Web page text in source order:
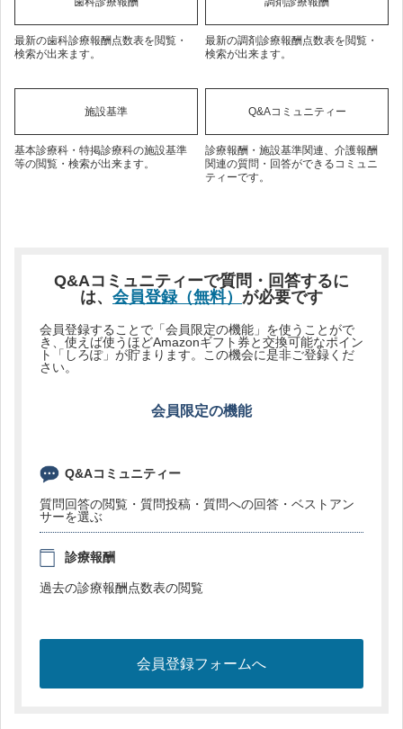
最新の歯科診療報酬点数表を閲覧・
検索が出来ます。
最新の調剤診療報酬点数表を閲覧・
検索が出来ます。
施設基準
基本診療科・特掲診療科の施設基準
等の閲覧・検索が出来ます。
Q&Aコミュニティー
診療報酬・施設基準関連、介護報酬
関連の質問・回答ができるコミュニ
ティーです。
Q&Aコミュニティーで質問・回答するに
は、 会員登録（無料） が必要です
会員登録することで「会員限定の機能」を使うことがで
き、使えば使うほどAmazonギフト券と交換可能なポイン
ト「しろぽ」が貯まります。この機会に是非ご登録くだ
さい。
会員限定の機能
Q&Aコミュニティー
質問回答の閲覧・質問投稿・質問への回答・ベストアン
サーを選ぶ
診療報酬
過去の診療報酬点数表の閲覧
会員登録フォームへ